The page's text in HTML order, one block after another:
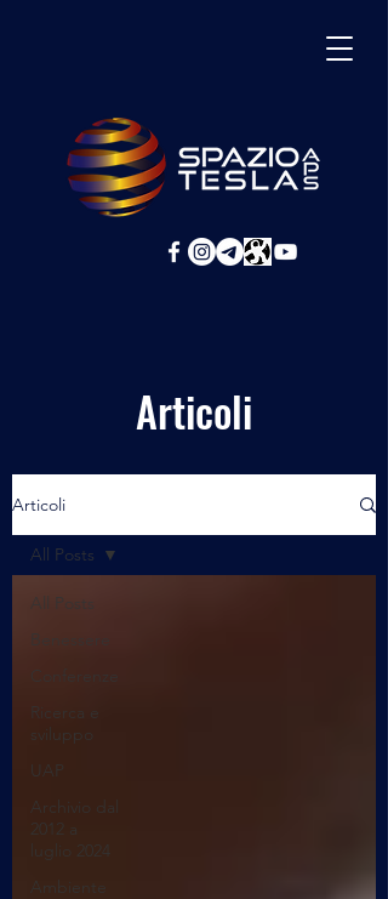
Articoli
Articoli
All Posts
Benessere
Ricerca e
sviluppo
UAP
Archivio dal
2012 a
luglio 2024
Ambiente
All Posts